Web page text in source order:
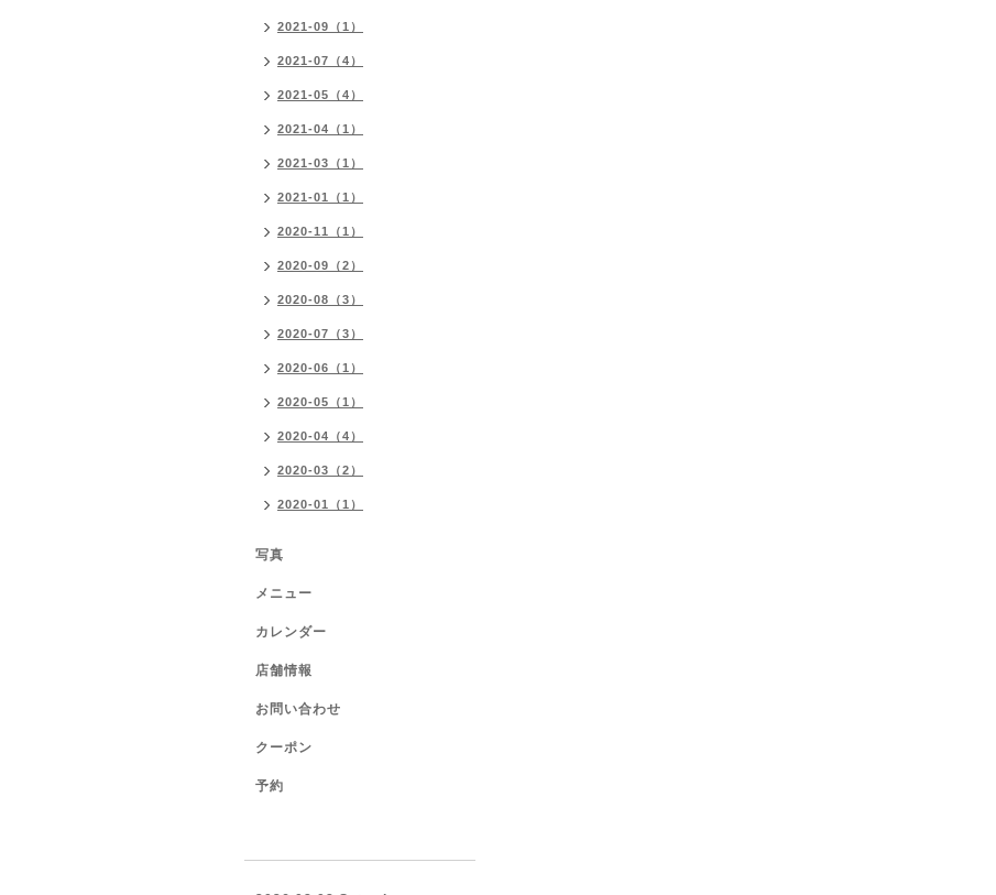
2021-09（1）
2021-07（4）
2021-05（4）
2021-04（1）
2021-03（1）
2021-01（1）
2020-11（1）
2020-09（2）
2020-08（3）
2020-07（3）
2020-06（1）
2020-05（1）
2020-04（4）
2020-03（2）
2020-01（1）
写真
メニュー
カレンダー
店舗情報
お問い合わせ
クーポン
予約